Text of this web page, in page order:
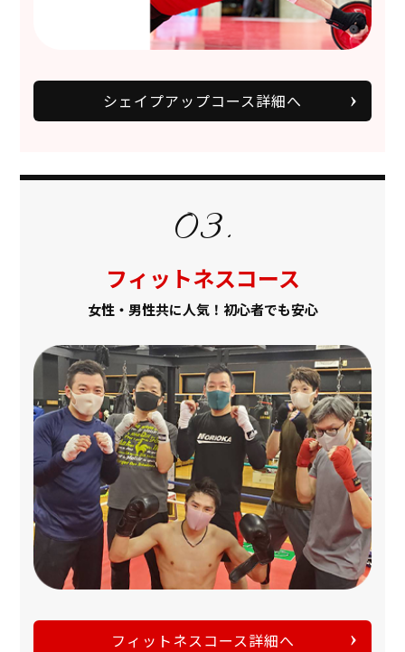
シェイプアップコース詳細へ
フィットネスコース
女性・男性共に人気！初心者でも安心
フィットネスコース詳細へ